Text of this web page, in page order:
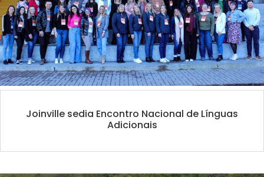
Joinville sedia Encontro Nacional de Línguas
Adicionais